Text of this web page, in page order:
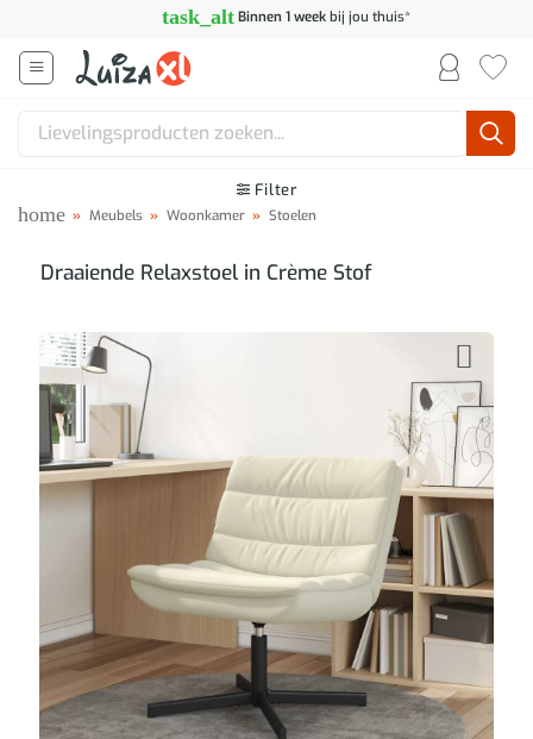
inhoud
task_alt Binnen 1 weekbij jou thuis*
Zoeken
Filter
home » Meubels » Woonkamer » Stoelen
Draaiende Relaxstoel in Crème Stof